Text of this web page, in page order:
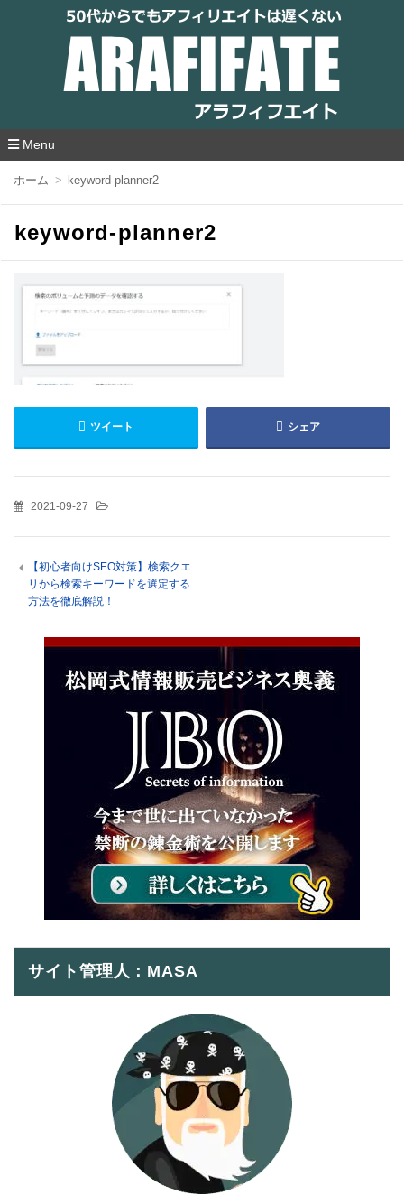
アラフィフエイト｜ 50代からでもアフィリ
エイトは遅くない
Menu
移
ホーム keyword-planner2
keyword-planner2
ツイート シェア
2021-09-27
【初心者向けSEO対策】検索クエ
リから検索キーワードを選定する
方法を徹底解説！
サイト管理人：MASA